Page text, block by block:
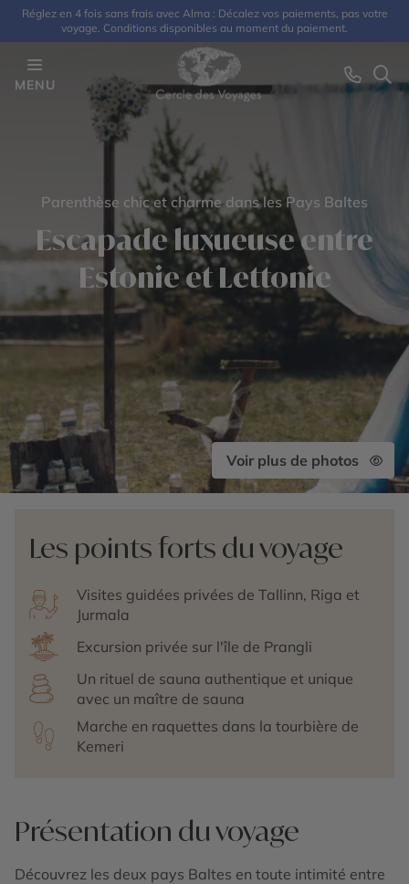
Réglez en 4 fois sans frais avec Alma : Décalez vos paiements, pas votre
voyage. Conditions disponibles au moment du paiement.
MENU
Parenthèse chic et charme dans les Pays Baltes
Escapade luxueuse entre
Estonie et Lettonie
Voir plus de photos
Les points forts du voyage
Visites guidées privées de Tallinn, Riga et
Jurmala
Excursion privée sur l'île de Prangli
Un rituel de sauna authentique et unique
avec un maître de sauna
Marche en raquettes dans la tourbière de
Kemeri
Présentation du voyage
Découvrez les deux pays Baltes en toute intimité entre